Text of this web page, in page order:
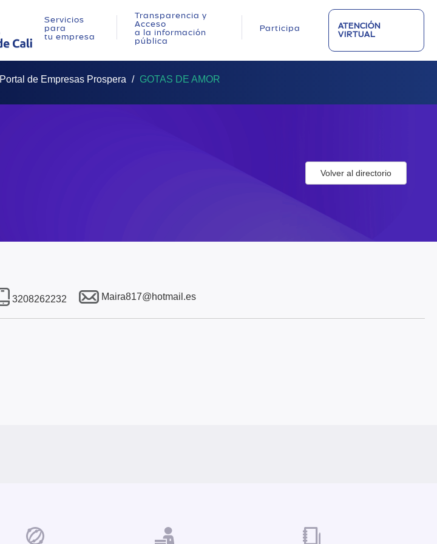
Servicios
para
tu empresa
Transparencia y
Acceso
a la información
pública
Participa
ATENCIÓN
VIRTUAL
Portal de Empresas Prospera GOTAS DE AMOR
Volver al directorio
3208262232 Maira817@hotmail.es